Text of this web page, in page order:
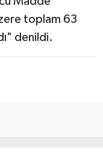
toplam 63
denildi.